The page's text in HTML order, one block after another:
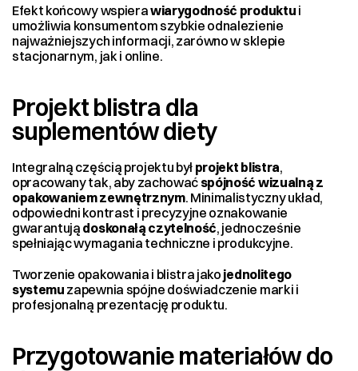
Efekt końcowy wspiera wiarygodność produktu i
umożliwia konsumentom szybkie odnalezienie
najważniejszych informacji, zarówno w sklepie
stacjonarnym, jak i online.
Projekt blistra dla
suplementów diety
Integralną częścią projektu był projekt blistra,
opracowany tak, aby zachować spójność wizualną z
opakowaniem zewnętrznym. Minimalistyczny układ,
odpowiedni kontrast i precyzyjne oznakowanie
gwarantują doskonałą czytelność, jednocześnie
spełniając wymagania techniczne i produkcyjne.
Tworzenie opakowania i blistra jako jednolitego
systemu zapewnia spójne doświadczenie marki i
profesjonalną prezentację produktu.
Przygotowanie materiałów do